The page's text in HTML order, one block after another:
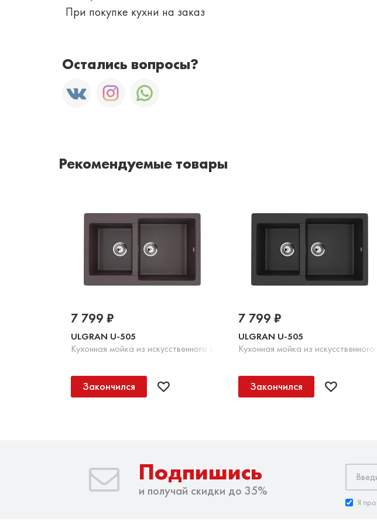
При покупке кухни на заказ
Остались вопросы?
Рекомендуемые товары
ULGRAN U-505
Кухонная мойка из искусственного камня, 345 Шоколад
7 799 ₽
Закончился
ULGRAN U-505
Кухонная мойка из
7 799 ₽
Закончился
Подпишись
и получай скидки до 35%
Я